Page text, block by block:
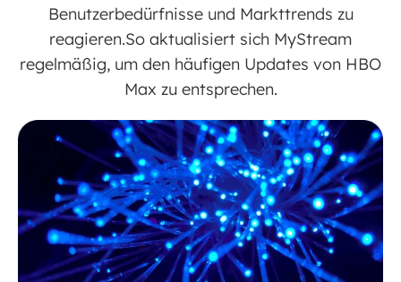
Benutzerbedürfnisse und Markttrends zu
reagieren.So aktualisiert sich MyStream
regelmäßig, um den häufigen Updates von HBO
Max zu entsprechen.